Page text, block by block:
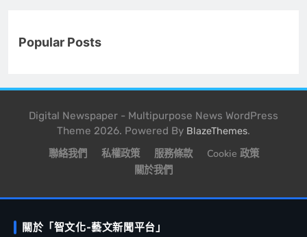
Popular Posts
Digital Newspaper - Multipurpose News WordPress
Theme 2026. Powered By BlazeThemes.
聯絡我們 私權政策 服務條款
Cookie 政策
關於我們
關於「智文化-藝文新聞平台」